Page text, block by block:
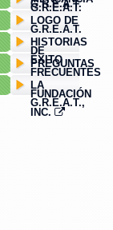
G.R.E.A.T.
G.R.E.A.T.
LOGO DE
G.R.E.A.T.
HISTORIAS
DE
ÉXITO
PREGUNTAS
FRECUENTES
LA
FUNDACIÓN
G.R.E.A.T.,
INC.